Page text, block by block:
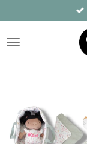
direct
naar
de